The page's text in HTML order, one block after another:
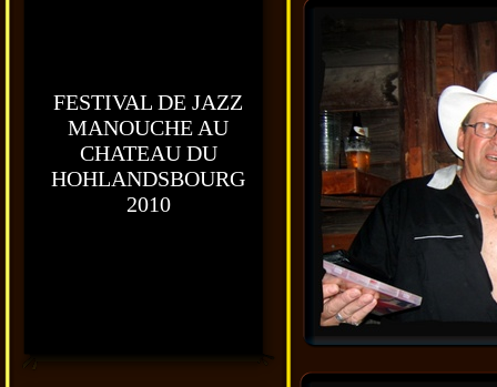
FESTIVAL DE JAZZ
MANOUCHE AU
CHATEAU DU
HOHLANDSBOURG
2010